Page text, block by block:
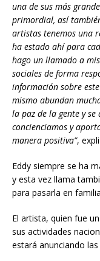
una de sus más
primordial, así
artistas tenemos una
ha estado ahí para
hago un llamado a
sociales de forma
información sobre
mismo abundan
la paz de la gente y
concienciamos y
manera positiva”,
Eddy siempre se ha
y esta vez llama
para pasarla en
El artista, quien fue
sus actividades
estará anunciando